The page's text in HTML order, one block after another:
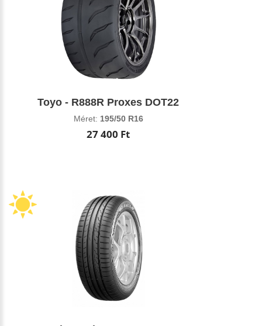
Toyo - R888R Proxes DOT22
Méret: 195/50 R16
27 400 Ft